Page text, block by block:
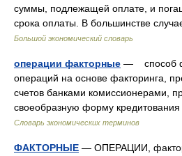
суммы, подлежащей оплате, и
срока оплаты. В большинстве
Большой экономический словарь
операции факторные — способ
операций на основе факторинга,
счетов банками комиссионерами,
своеобразную форму кредитования
Словарь экономических терминов
ФАКТОРНЫЕ — ОПЕРАЦИИ,